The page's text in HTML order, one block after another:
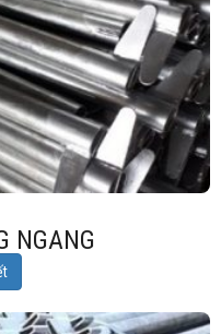
NGANG